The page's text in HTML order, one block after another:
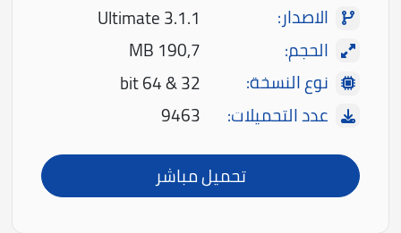
الاصدار:
Ultimate 3.1.1
الحجم:
190,7 MB
نوع النسخة:
32 & 64 bit
عدد التحميلات:
9463
تحميل مباشر